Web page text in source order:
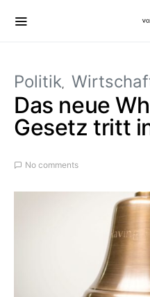
Politik
Das neue
Gesetz tritt
No comments